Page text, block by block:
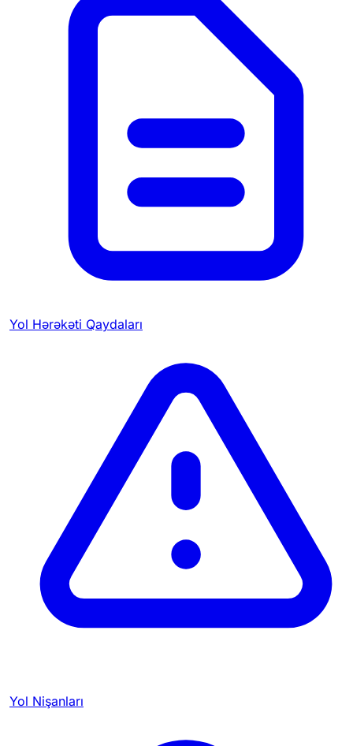
Yol Hərəkəti Qaydaları
Yol Nişanları